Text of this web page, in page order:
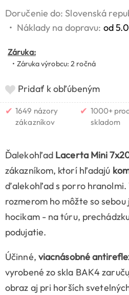
Doručenie do: Slovenská
• Náklady na dopravu: od
Záruka:
• Záruka výrobcu: 2 ročná
Pridať k obľúbeným
✔ 1649 názory
zákazníkov
✔ 1000+
skladom
Ďalekohľad Lacerta Mini
zákazníkom, ktorí hľadajú
ďalekohľad s porro hranolmi.
rozmerom ho môžte so
hocikam - na túru,
podujatie.
Účinné, viacnásobné
vyrobené zo skla BAK4
obraz aj pri horších